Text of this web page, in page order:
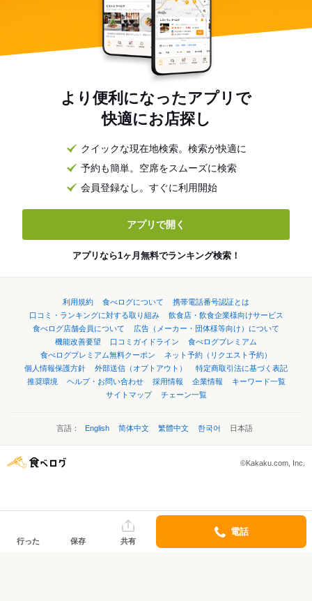
より便利になったアプリで
快適にお店探し
クイックな現在地検索。検索が快適に
予約も簡単。空席をスムーズに検索
会員登録なし。すぐに利用開始
アプリで開く
アプリなら1ヶ月無料でランキング検索！
利用規約 食べログについて
携帯電話番号認証とは
口コミ・ランキングに対する取り組み
飲食店・飲食企業様向けサービス
食べログ店舗会員について
広告（メーカー・団体様等向け）について
機能改善要望
口コミガイドライン
食べログプレミアム
食べログプレミアム無料クーポン
ネット予約（リクエスト予約）
個人情報保護方針
外部送信（オプトアウト）
特定商取引法に基づく表記
推奨環境
ヘルプ・お問い合わせ 採用情報 企業情報
キーワード一覧
サイトマップ
チェーン一覧
言語： English 简体中文 繁體中文 한국어 日本語
©Kakaku.com, Inc.
行った 保存 共有
電話